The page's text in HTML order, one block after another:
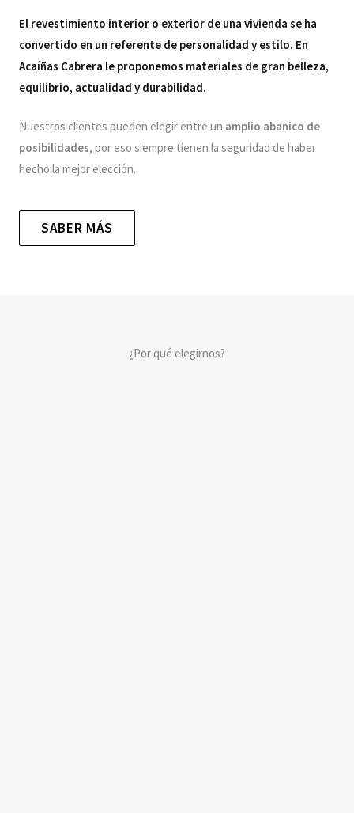
El revestimiento interior o exterior de una vivienda se ha
convertido en un referente de personalidad y estilo. En
Acaíñas Cabrera le proponemos materiales de gran belleza,
equilibrio, actualidad y durabilidad.
Nuestros clientes pueden elegir entre un amplio abanico de
posibilidades, por eso siempre tienen la seguridad de haber
hecho la mejor elección.
SABER MÁS
¿Por qué elegirnos?